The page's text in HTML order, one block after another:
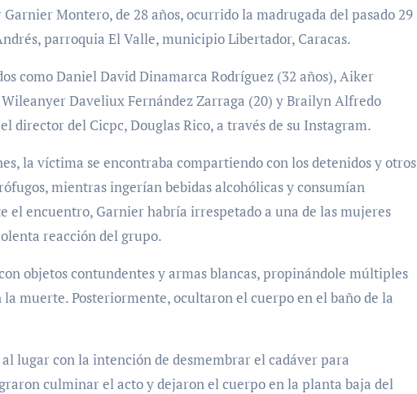
Montero, de 28 años, ocurrido la madrugada del pasado 29
parroquia El Valle, municipio Libertador, Caracas.
como Daniel David Dinamarca Rodríguez (32 años), Aiker
Daveliux Fernández Zarraga (20) y Brailyn Alfredo
director del Cicpc, Douglas Rico, a través de su Instagram.
la víctima se encontraba compartiendo con los detenidos y otros
mientras ingerían bebidas alcohólicas y consumían
el encuentro, Garnier habría irrespetado a una de las mujeres
reacción del grupo.
objetos contundentes y armas blancas, propinándole múltiples
la muerte. Posteriormente, ocultaron el cuerpo en el baño de la
lugar con la intención de desmembrar el cadáver para
culminar el acto y dejaron el cuerpo en la planta baja del